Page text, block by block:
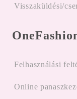
Visszaküldési/
Felhasználási
Online